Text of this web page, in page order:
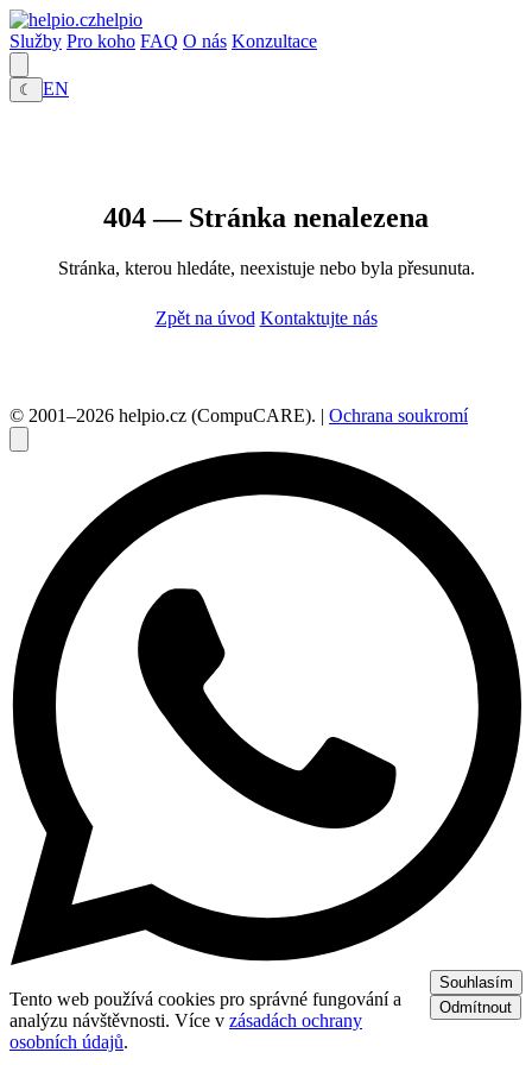
helpio
Služby Pro koho FAQ O nás Konzultace
☾ EN
404 — Stránka nenalezena
Stránka, kterou hledáte, neexistuje nebo byla přesunuta.
Zpět na úvod Kontaktujte nás
© 2001–2026 helpio.cz (CompuCARE). | Ochrana soukromí
Tento web používá cookies pro správné fungování a
analýzu návštěvnosti. Více v zásadách ochrany
osobních údajů.
Souhlasím
Odmítnout